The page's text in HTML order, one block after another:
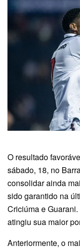
O resultado
sábado, 18, no
consolidar ainda
sido garantido na
Criciúma e
atingiu sua maior
Anteriormente, o